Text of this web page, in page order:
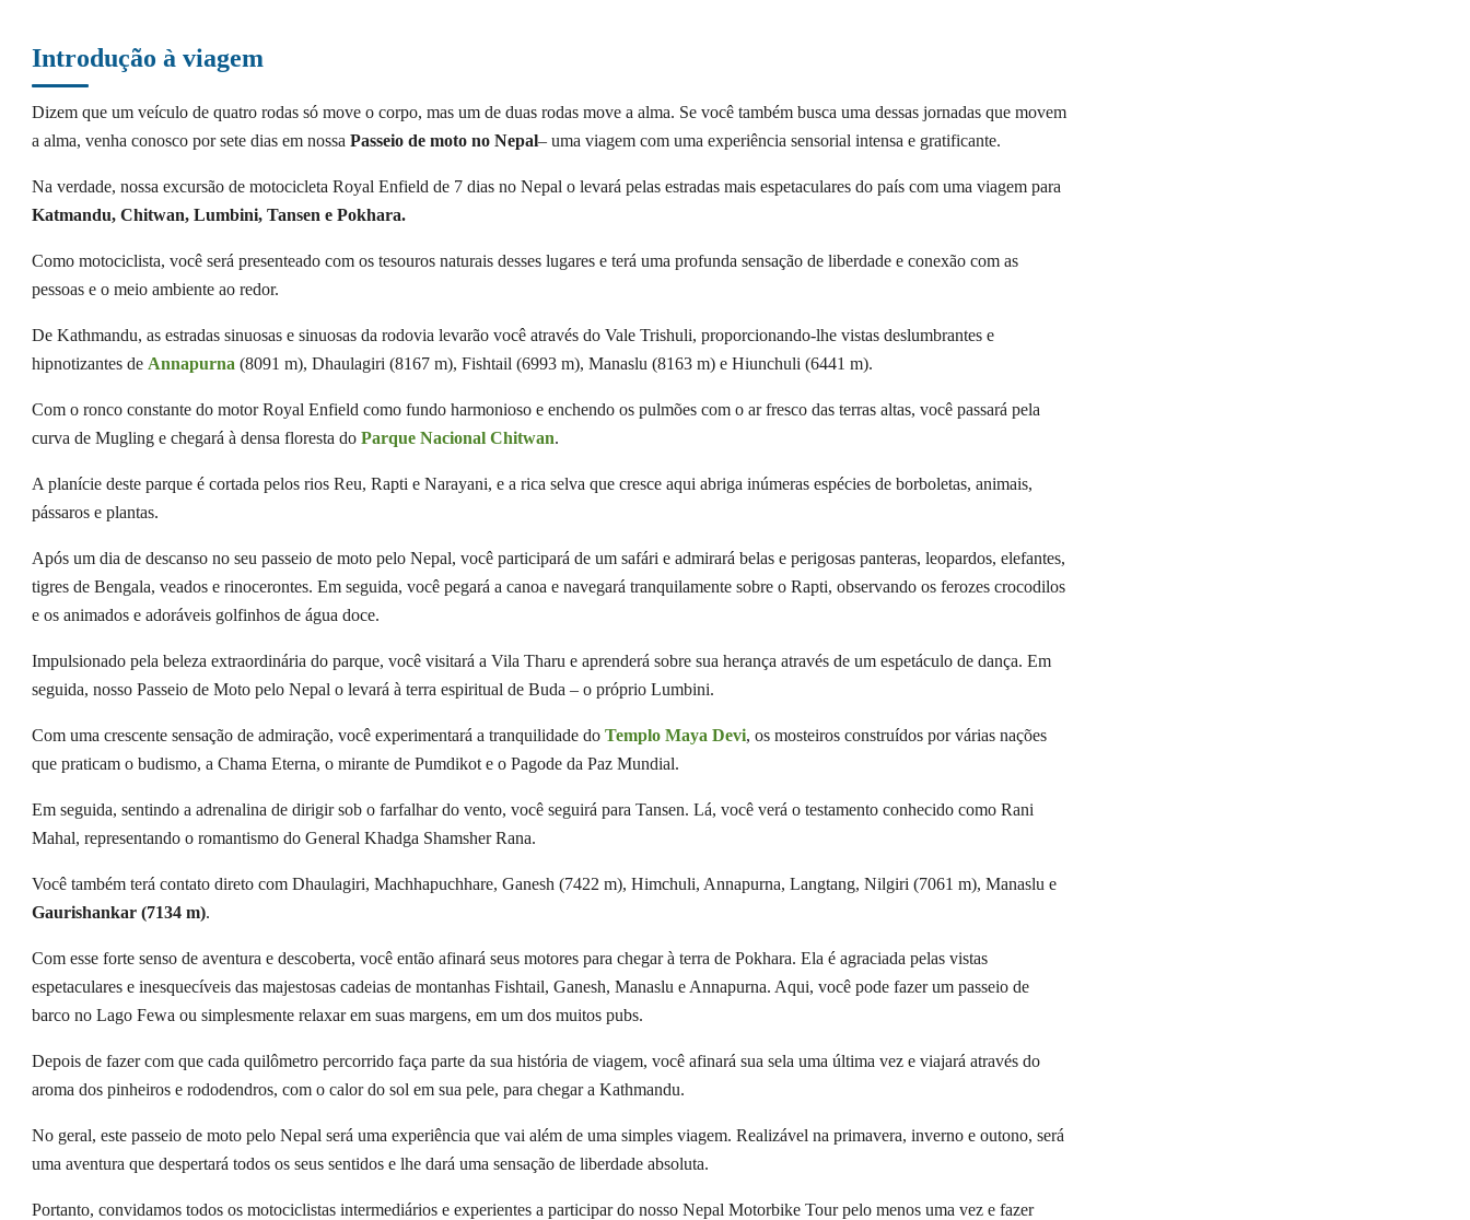
Introdução à viagem
Dizem que um veículo de quatro rodas só move o corpo, mas um de duas rodas move a alma. Se você também busca uma dessas jornadas que movem
a alma, venha conosco por sete dias em nossa Passeio de moto no Nepal– uma viagem com uma experiência sensorial intensa e gratificante.
Na verdade, nossa excursão de motocicleta Royal Enfield de 7 dias no Nepal o levará pelas estradas mais espetaculares do país com uma viagem para
Katmandu, Chitwan, Lumbini, Tansen e Pokhara.
Como motociclista, você será presenteado com os tesouros naturais desses lugares e terá uma profunda sensação de liberdade e conexão com as
pessoas e o meio ambiente ao redor.
De Kathmandu, as estradas sinuosas e sinuosas da rodovia levarão você através do Vale Trishuli, proporcionando-lhe vistas deslumbrantes e
hipnotizantes de Annapurna (8091 m), Dhaulagiri (8167 m), Fishtail (6993 m), Manaslu (8163 m) e Hiunchuli (6441 m).
Com o ronco constante do motor Royal Enfield como fundo harmonioso e enchendo os pulmões com o ar fresco das terras altas, você passará pela
curva de Mugling e chegará à densa floresta do Parque Nacional Chitwan.
A planície deste parque é cortada pelos rios Reu, Rapti e Narayani, e a rica selva que cresce aqui abriga inúmeras espécies de borboletas, animais,
pássaros e plantas.
Após um dia de descanso no seu passeio de moto pelo Nepal, você participará de um safári e admirará belas e perigosas panteras, leopardos, elefantes,
tigres de Bengala, veados e rinocerontes. Em seguida, você pegará a canoa e navegará tranquilamente sobre o Rapti, observando os ferozes crocodilos
e os animados e adoráveis ​​golfinhos de água doce.
Impulsionado pela beleza extraordinária do parque, você visitará a Vila Tharu e aprenderá sobre sua herança através de um espetáculo de dança. Em
seguida, nosso Passeio de Moto pelo Nepal o levará à terra espiritual de Buda – o próprio Lumbini.
Com uma crescente sensação de admiração, você experimentará a tranquilidade do Templo Maya Devi, os mosteiros construídos por várias nações
que praticam o budismo, a Chama Eterna, o mirante de Pumdikot e o Pagode da Paz Mundial.
Em seguida, sentindo a adrenalina de dirigir sob o farfalhar do vento, você seguirá para Tansen. Lá, você verá o testamento conhecido como Rani
Mahal, representando o romantismo do General Khadga Shamsher Rana.
Você também terá contato direto com Dhaulagiri, Machhapuchhare, Ganesh (7422 m), Himchuli, Annapurna, Langtang, Nilgiri (7061 m), Manaslu e
Gaurishankar (7134 m).
Com esse forte senso de aventura e descoberta, você então afinará seus motores para chegar à terra de Pokhara. Ela é agraciada pelas vistas
espetaculares e inesquecíveis das majestosas cadeias de montanhas Fishtail, Ganesh, Manaslu e Annapurna. Aqui, você pode fazer um passeio de
barco no Lago Fewa ou simplesmente relaxar em suas margens, em um dos muitos pubs.
Depois de fazer com que cada quilômetro percorrido faça parte da sua história de viagem, você afinará sua sela uma última vez e viajará através do
aroma dos pinheiros e rododendros, com o calor do sol em sua pele, para chegar a Kathmandu.
No geral, este passeio de moto pelo Nepal será uma experiência que vai além de uma simples viagem. Realizável na primavera, inverno e outono, será
uma aventura que despertará todos os seus sentidos e lhe dará uma sensação de liberdade absoluta.
Portanto, convidamos todos os motociclistas intermediários e experientes a participar do nosso Nepal Motorbike Tour pelo menos uma vez e fazer